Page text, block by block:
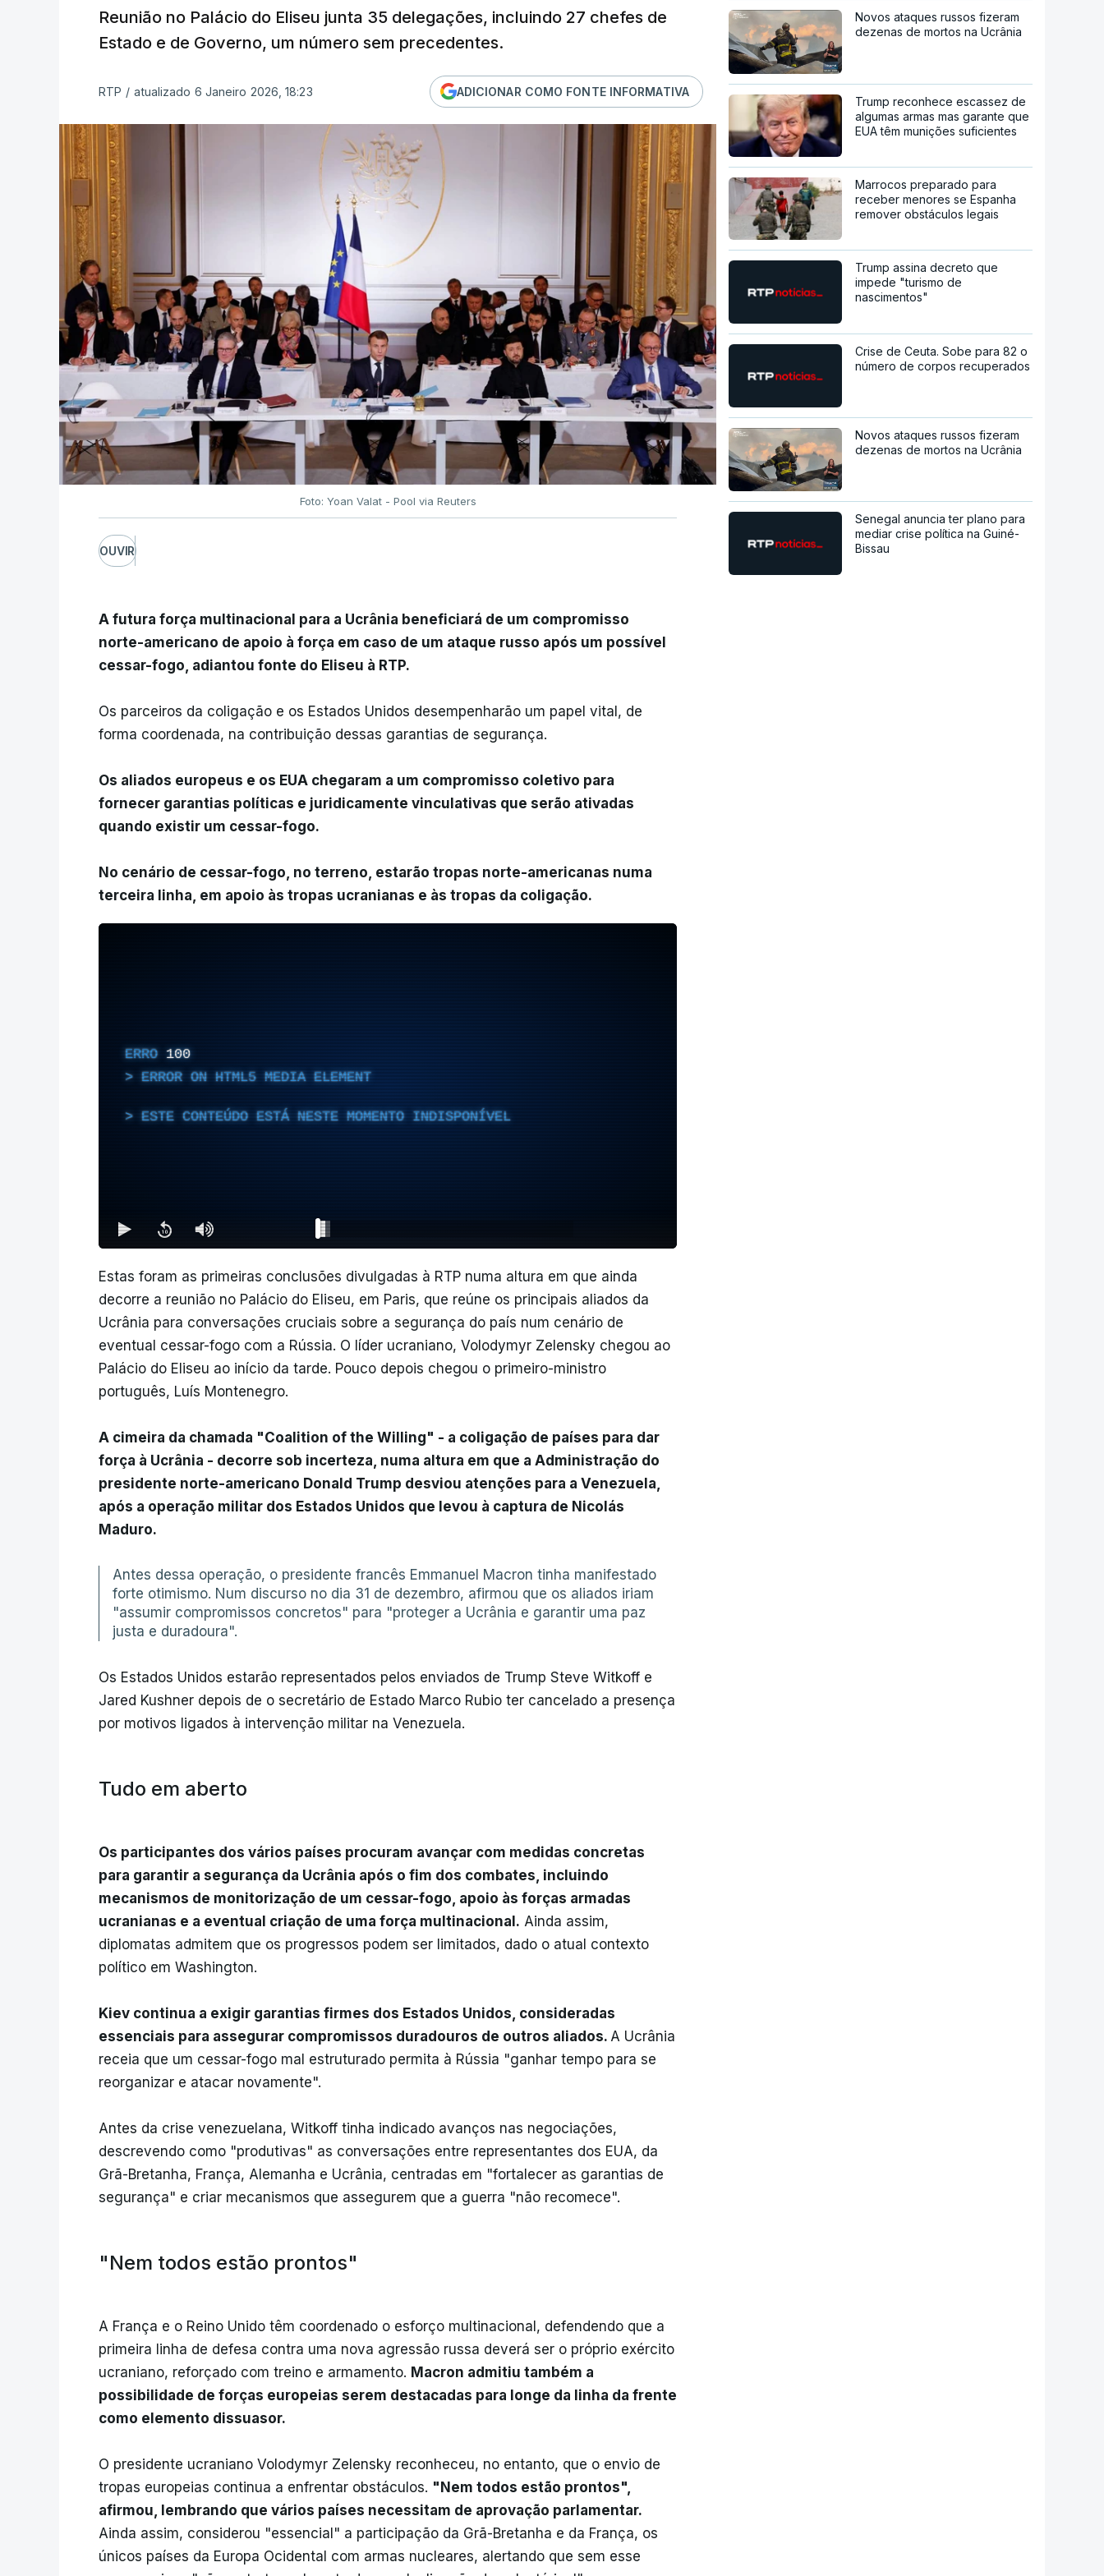
Reunião no Palácio do Eliseu junta 35 delegações, incluindo 27 chefes de
Estado e de Governo, um número sem precedentes.
RTP / atualizado 6 Janeiro 2026, 18:23 ADICIONAR COMO FONTE INFORMATIVA
Foto: Yoan Valat - Pool via Reuters
OUVIR
A futura força multinacional para a Ucrânia beneficiará de um compromisso
norte-americano de apoio à força em caso de um ataque russo após um possível
cessar-fogo, adiantou fonte do Eliseu à RTP.
Os parceiros da coligação e os Estados Unidos desempenharão um papel vital, de
forma coordenada, na contribuição dessas garantias de segurança.
Os aliados europeus e os EUA chegaram a um compromisso coletivo para
fornecer garantias políticas e juridicamente vinculativas que serão ativadas
quando existir um cessar-fogo.
No cenário de cessar-fogo, no terreno, estarão tropas norte-americanas numa
terceira linha, em apoio às tropas ucranianas e às tropas da coligação.
ERRO 100
ERROR ON HTML5 MEDIA ELEMENT
ESTE CONTEÚDO ESTÁ NESTE MOMENTO INDISPONÍVEL
Estas foram as primeiras conclusões divulgadas à RTP numa altura em que ainda
decorre a reunião no Palácio do Eliseu, em Paris, que reúne os principais aliados da
Ucrânia para conversações cruciais sobre a segurança do país num cenário de
eventual cessar-fogo com a Rússia. O líder ucraniano, Volodymyr Zelensky chegou ao
Palácio do Eliseu ao início da tarde. Pouco depois chegou o primeiro-ministro
português, Luís Montenegro.
A cimeira da chamada "Coalition of the Willing" - a coligação de países para dar
força à Ucrânia - decorre sob incerteza, numa altura em que a Administração do
presidente norte-americano Donald Trump desviou atenções para a Venezuela,
após a operação militar dos Estados Unidos que levou à captura de Nicolás
Maduro.
Antes dessa operação, o presidente francês Emmanuel Macron tinha manifestado
forte otimismo. Num discurso no dia 31 de dezembro, afirmou que os aliados iriam
"assumir compromissos concretos" para "proteger a Ucrânia e garantir uma paz
justa e duradoura".
Os Estados Unidos estarão representados pelos enviados de Trump Steve Witkoff e
Jared Kushner depois de o secretário de Estado Marco Rubio ter cancelado a presença
por motivos ligados à intervenção militar na Venezuela.
Tudo em aberto
Os participantes dos vários países procuram avançar com medidas concretas
para garantir a segurança da Ucrânia após o fim dos combates, incluindo
mecanismos de monitorização de um cessar-fogo, apoio às forças armadas
ucranianas e a eventual criação de uma força multinacional. Ainda assim,
diplomatas admitem que os progressos podem ser limitados, dado o atual contexto
político em Washington.
Kiev continua a exigir garantias firmes dos Estados Unidos, consideradas
essenciais para assegurar compromissos duradouros de outros aliados. A Ucrânia
receia que um cessar-fogo mal estruturado permita à Rússia "ganhar tempo para se
reorganizar e atacar novamente".
Antes da crise venezuelana, Witkoff tinha indicado avanços nas negociações,
descrevendo como "produtivas" as conversações entre representantes dos EUA, da
Grã-Bretanha, França, Alemanha e Ucrânia, centradas em "fortalecer as garantias de
segurança" e criar mecanismos que assegurem que a guerra "não recomece".
"Nem todos estão prontos"
A França e o Reino Unido têm coordenado o esforço multinacional, defendendo que a
primeira linha de defesa contra uma nova agressão russa deverá ser o próprio exército
ucraniano, reforçado com treino e armamento. Macron admitiu também a
possibilidade de forças europeias serem destacadas para longe da linha da frente
como elemento dissuasor.
O presidente ucraniano Volodymyr Zelensky reconheceu, no entanto, que o envio de
tropas europeias continua a enfrentar obstáculos. "Nem todos estão prontos",
afirmou, lembrando que vários países necessitam de aprovação parlamentar.
Ainda assim, considerou "essencial" a participação da Grã-Bretanha e da França, os
únicos países da Europa Ocidental com armas nucleares, alertando que sem esse
Novos ataques russos fizeram
dezenas de mortos na Ucrânia
Trump reconhece escassez de
algumas armas mas garante que
EUA têm munições suficientes
Marrocos preparado para
receber menores se Espanha
remover obstáculos legais
Trump assina decreto que
impede "turismo de
nascimentos"
Crise de Ceuta. Sobe para 82 o
número de corpos recuperados
Novos ataques russos fizeram
dezenas de mortos na Ucrânia
Senegal anuncia ter plano para
mediar crise política na Guiné-
Bissau